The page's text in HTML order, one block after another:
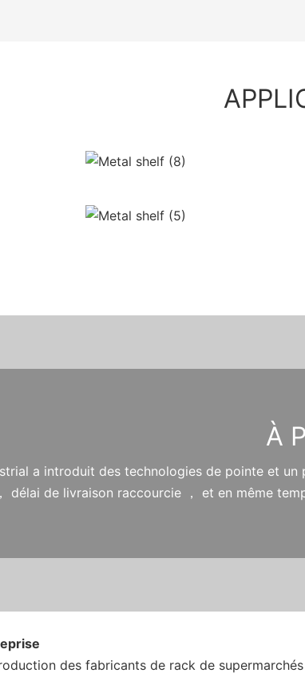
À
a introduit des technologies de pointe et
délai de livraison raccourcie ， et en même
des fabricants de rack de